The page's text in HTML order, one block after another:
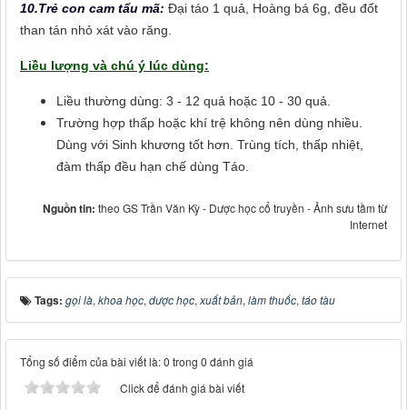
10.Trẻ con cam tẩu mã: Đại táo 1 quả, Hoàng bá 6g, đều đốt
than tán nhỏ xát vào răng.
Liều lượng và chú ý lúc dùng:
Liều thường dùng: 3 - 12 quả hoặc 10 - 30 quả.
Trường hợp thấp hoặc khí trệ không nên dùng nhiều.
Dùng với Sinh khương tốt hơn. Trùng tích, thấp nhiệt,
đàm thấp đều hạn chế dùng Táo.
Nguồn tin: theo GS Trần Văn Kỳ - Dược học cổ truyền - Ảnh sưu tầm từ
Internet
Tags: gọi là, khoa học, dược học, xuất bản, làm thuốc, táo tàu
Tổng số điểm của bài viết là: 0 trong 0 đánh giá
Click để đánh giá bài viết